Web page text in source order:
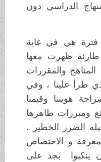
الدراسي دون
هي في غاية
ظهرت معها
والمقررات
طرأ علينا ، وفي
هويتنا وقيمنا
ومبررات ظاهرها
الضرر الخطير .
و الاختصاص
ينكبوا بجد على